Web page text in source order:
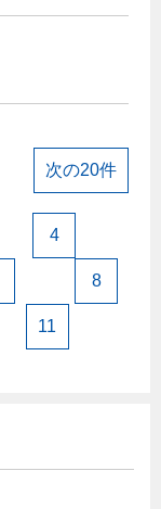
4
8
11
次の20件